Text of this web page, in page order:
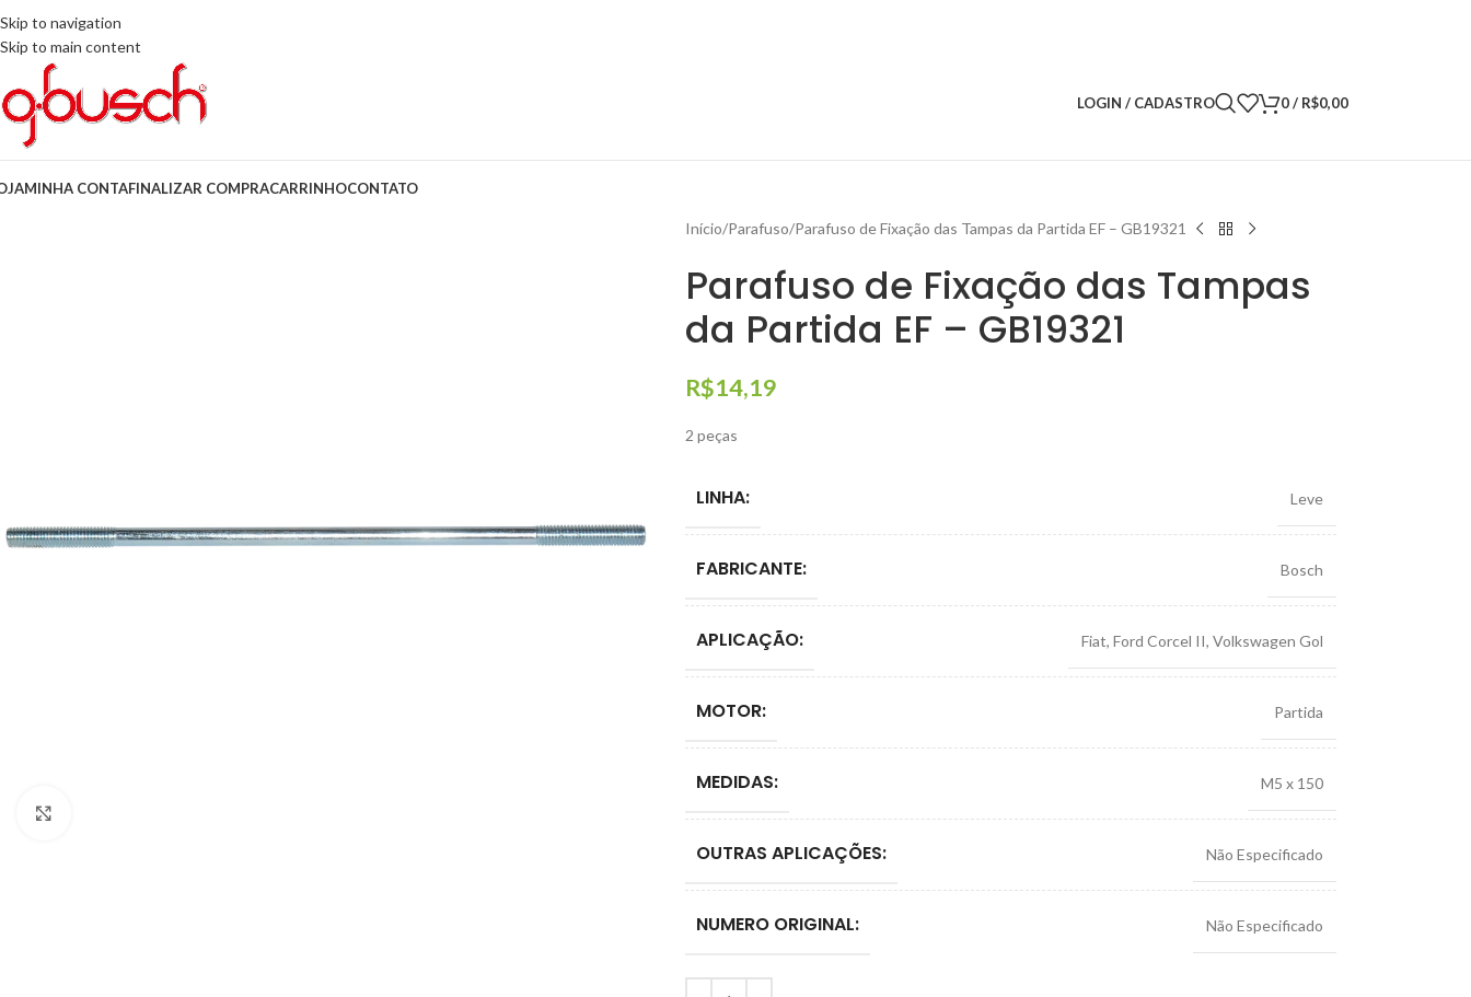
Skip to navigation
Skip to main content
LOGIN / CADASTRO 0/ R$0,00
MINHA CONTAFINALIZAR COMPRACARRINHOCONTATO
Início Parafuso Parafuso de Fixação das Tampas da Partida EF – GB19321
Parafuso de Fixação das Tampas
da Partida EF – GB19321
R$14,19
2 peças
LINHA: Leve
FABRICANTE: Bosch
APLICAÇÃO: Fiat, Ford Corcel II, Volkswagen Gol
MOTOR: Partida
MEDIDAS: M5 x 150
OUTRAS APLICAÇÕES: Não Especificado
NUMERO ORIGINAL: Não Especificado